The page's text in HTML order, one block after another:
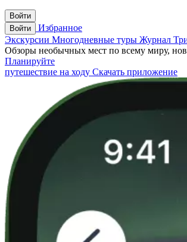
Войти
Войти
Избранное
Экскурсии Многодневные туры Журнал
Обзоры необычных мест по всему миру,
Планируйте
путешествие на ходу Скачать приложение